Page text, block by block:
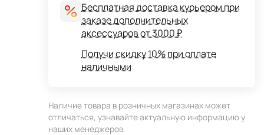
Бесплатная доставка курьером при
заказе дополнительных
аксессуаров от 3000 ₽
Получи скидку 10% при оплате
наличными
Наличие товара в розничных магазинах может
отличаться, узнавайте актуальную информацию у
наших менеджеров.